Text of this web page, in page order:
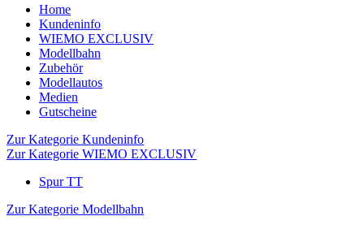
Home
Kundeninfo
WIEMO EXCLUSIV
Modellbahn
Zubehör
Modellautos
Medien
Gutscheine
Zur Kategorie Kundeninfo
Zur Kategorie WIEMO EXCLUSIV
Spur TT
Zur Kategorie Modellbahn